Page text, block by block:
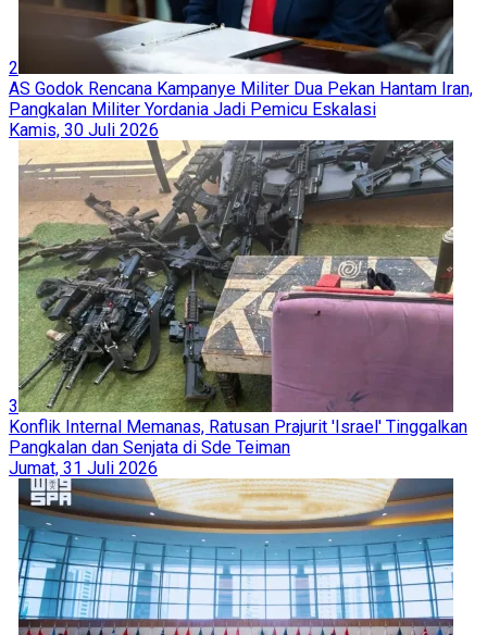
2
AS Godok Rencana Kampanye Militer Dua Pekan Hantam Iran,
Pangkalan Militer Yordania Jadi Pemicu Eskalasi
Kamis, 30 Juli 2026
3
Konflik Internal Memanas, Ratusan Prajurit 'Israel' Tinggalkan
Pangkalan dan Senjata di Sde Teiman
Jumat, 31 Juli 2026